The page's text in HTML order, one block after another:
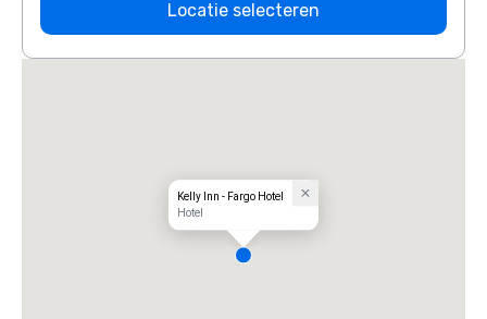
Locatie selecteren
Kelly Inn - Fargo Hotel
Hotel